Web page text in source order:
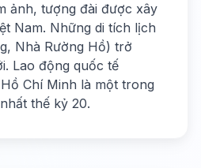
ảnh, tượng đài được xây
Nam. Những di tích lịch
Nhà Rường Hồ) trở
Lao động quốc tế
Chí Minh là một trong
thế kỷ 20.